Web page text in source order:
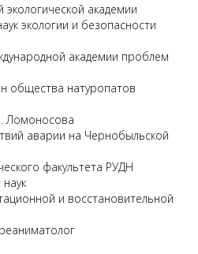
экологической академии
экологии и безопасности
академии проблем
общества натуропатов
Ломоносова
аварии на Чернобыльской
факультета РУДН
и восстановительной